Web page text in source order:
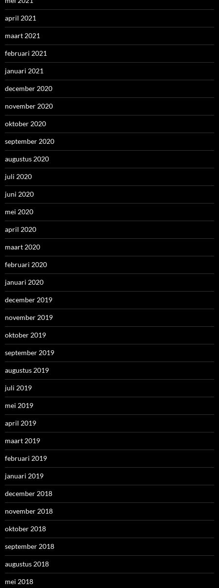
april 2021
maart 2021
februari 2021
januari 2021
december 2020
november 2020
oktober 2020
september 2020
augustus 2020
juli 2020
juni 2020
mei 2020
april 2020
maart 2020
februari 2020
januari 2020
december 2019
november 2019
oktober 2019
september 2019
augustus 2019
juli 2019
mei 2019
april 2019
maart 2019
februari 2019
januari 2019
december 2018
november 2018
oktober 2018
september 2018
augustus 2018
mei 2018